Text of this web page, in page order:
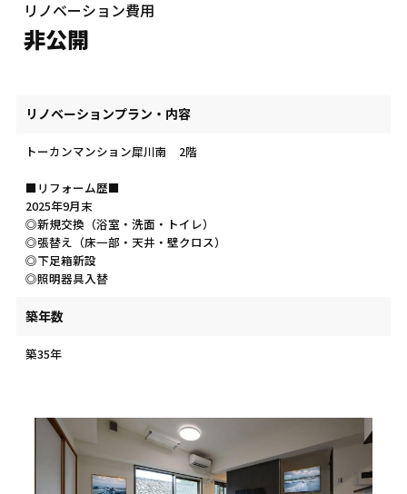
リノベーション費用
非公開
リノベーションプラン・内容
トーカンマンション犀川南 2階
■リフォーム歴■
2025年9月末
◎新規交換（浴室・洗面・トイレ）
◎張替え（床一部・天井・壁クロス）
◎下足箱新設
◎照明器具入替
築年数
築35年